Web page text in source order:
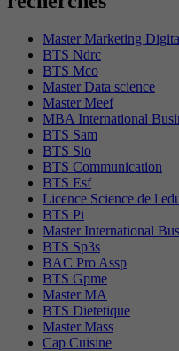
Master Marketing
BTS Ndrc
BTS Mco
Master Data science
Master Meef
MBA International
BTS Sam
BTS Sio
BTS Communication
BTS Esf
Licence Science de l
BTS Pi
Master International
BTS Sp3s
BAC Pro Assp
BTS Gpme
Master MA
BTS Dietetique
Master Mass
Cap Cuisine